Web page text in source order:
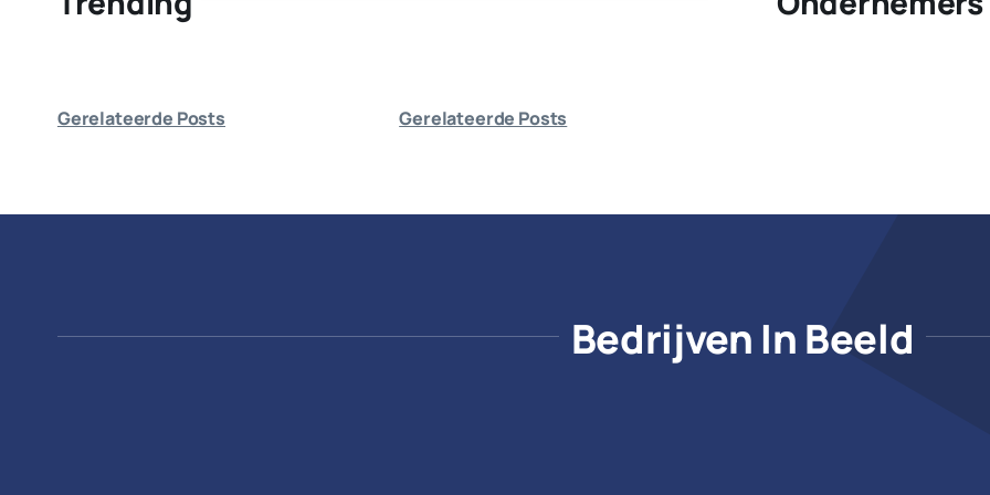
Gerelateerde Posts Gerelateerde Posts
Bedrijven In Beeld